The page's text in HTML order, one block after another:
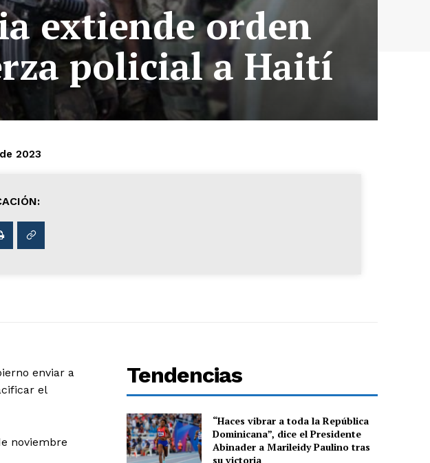
extiende orden
policial a Haití
2023
enviar a
el
noviembre
Tendencias
“Haces vibrar a toda la República
Dominicana”, dice el Presidente
Abinader a Marileidy Paulino tras
su victoria